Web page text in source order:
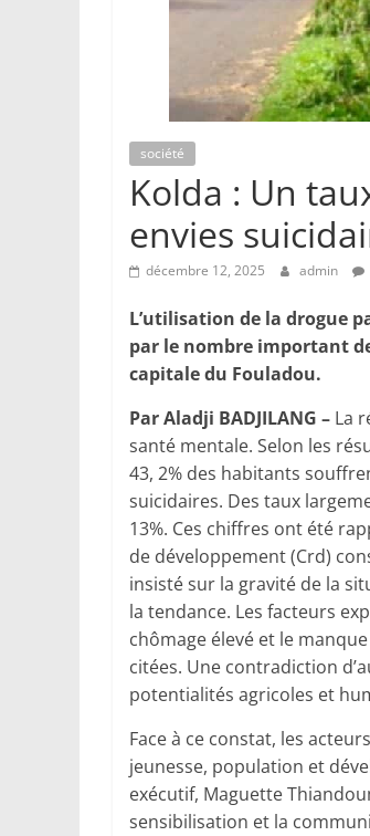
société
Kolda : Un
envies
décembre 12, 2025 admin
L’utilisation de la drogue
par le nombre important
capitale du Fouladou.
Par Aladji BADJILANG – La
santé mentale. Selon les
43, 2% des habitants
suicidaires. Des taux
13%. Ces chiffres ont été
de développement (Crd)
insisté sur la gravité de la
la tendance. Les facteurs
chômage élevé et le
citées. Une contradiction
potentialités agricoles et
Face à ce constat, les
jeunesse, population et
exécutif, Maguette
sensibilisation et la